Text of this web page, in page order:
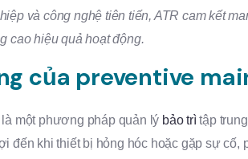
và công nghệ tiên tiến, ATR cam kết
cao hiệu quả hoạt động.
của preventive
một phương pháp quản lý bảo trìtập
đến khi thiết bị hỏng hóc hoặc gặp sự